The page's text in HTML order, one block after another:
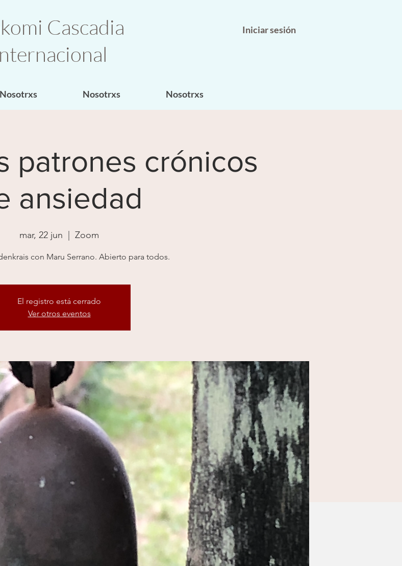
Cascadia
Iniciar sesión
Nosotrxs Nosotrxs Nosotrxs
patrones crónicos
ansiedad
mar, 22 jun Zoom
con Maru Serrano. Abierto para todos.
El registro está cerrado
Ver otros eventos